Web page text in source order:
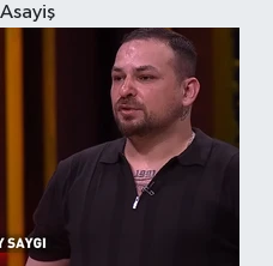
Asayiş
Kim kimdir?
Kültür Sanat
Sağlık